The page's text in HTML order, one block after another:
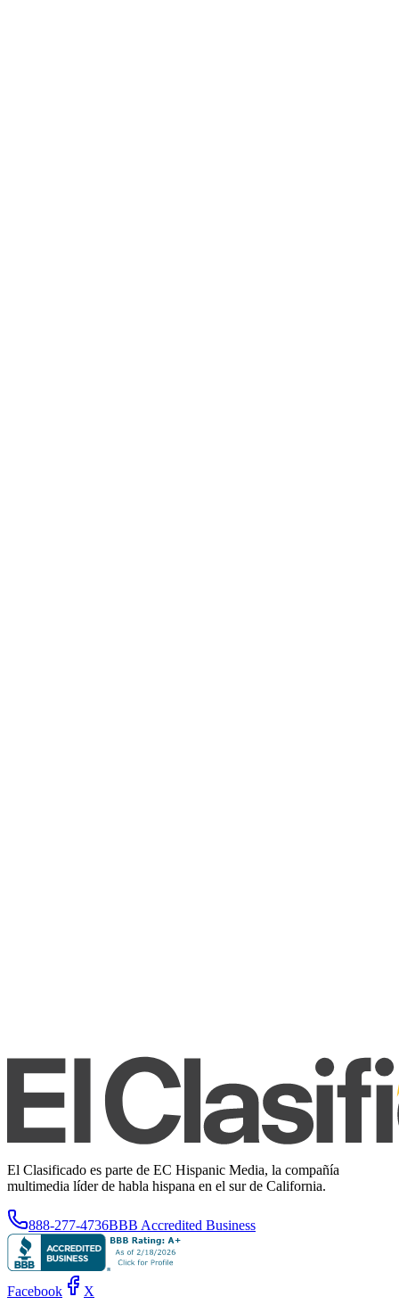
El Clasificado es parte de EC Hispanic Media, la compañía
multimedia líder de habla hispana en el sur de California.
888-277-4736BBB Accredited Business
Facebook X